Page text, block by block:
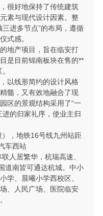
很好地保持了传统建筑
素与现代设计因素。整
进多节点”的布局，遵循
式感。
地产项目，旨在临安打
是目前锦南板块在售的**
以线形简约的设计风格
髓，又有效地融合了现
区的景观结构采用了“一
的归家礼序，使业主归
，地铁16号线九州站距
车西站
人居繁华，杭瑞高速、
道南皆可通达杭城。中小
学、晨曦小学西校区、
、人民广场、医院临安